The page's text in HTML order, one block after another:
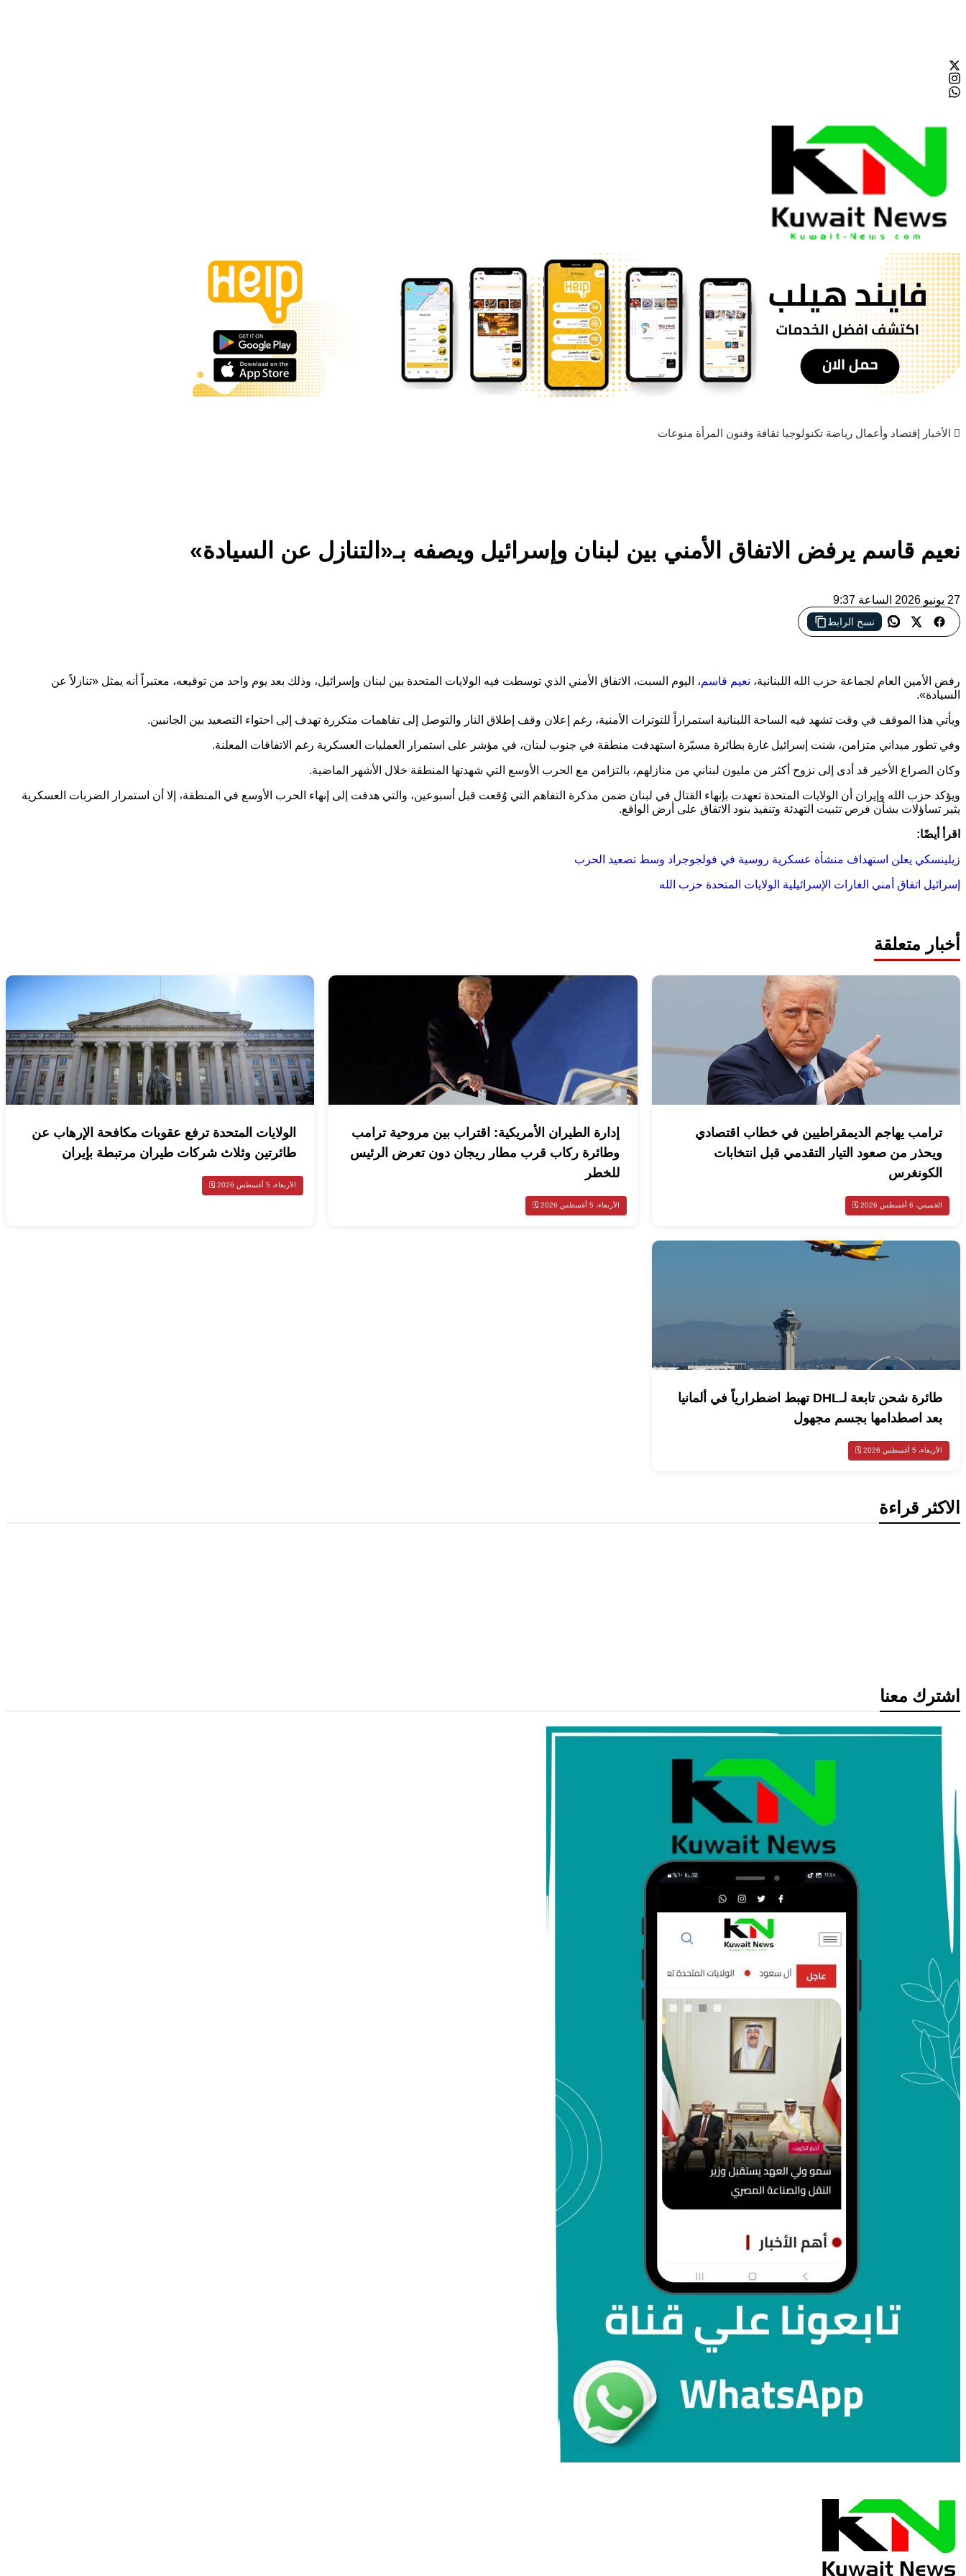
NE
News Elementor
الأخبار إقتصاد وأعمال رياضة تكنولوجيا ثقافة وفنون المرأة منوعات
نعيم قاسم يرفض الاتفاق الأمني بين لبنان وإسرائيل ويصفه بـ«التنازل عن السيادة»
27 يونيو 2026 الساعة 9:37
نسخ الرابط
رفض الأمين العام لجماعة حزب الله اللبنانية، نعيم قاسم، اليوم السبت، الاتفاق الأمني الذي توسطت فيه الولايات المتحدة بين لبنان وإسرائيل، وذلك بعد يوم واحد من توقيعه، معتبراً أنه يمثل «تنازلاً عن
السيادة».
ويأتي هذا الموقف في وقت تشهد فيه الساحة اللبنانية استمراراً للتوترات الأمنية، رغم إعلان وقف إطلاق النار والتوصل إلى تفاهمات متكررة تهدف إلى احتواء التصعيد بين الجانبين.
وفي تطور ميداني متزامن، شنت إسرائيل غارة بطائرة مسيّرة استهدفت منطقة في جنوب لبنان، في مؤشر على استمرار العمليات العسكرية رغم الاتفاقات المعلنة.
وكان الصراع الأخير قد أدى إلى نزوح أكثر من مليون لبناني من منازلهم، بالتزامن مع الحرب الأوسع التي شهدتها المنطقة خلال الأشهر الماضية.
ويؤكد حزب الله وإيران أن الولايات المتحدة تعهدت بإنهاء القتال في لبنان ضمن مذكرة التفاهم التي وُقعت قبل أسبوعين، والتي هدفت إلى إنهاء الحرب الأوسع في المنطقة، إلا أن استمرار الضربات العسكرية
يثير تساؤلات بشأن فرص تثبيت التهدئة وتنفيذ بنود الاتفاق على أرض الواقع.
اقرأ أيضًا:
زيلينسكي يعلن استهداف منشأة عسكرية روسية في فولجوجراد وسط تصعيد الحرب
إسرائيل اتفاق أمني الغارات الإسرائيلية الولايات المتحدة حزب الله
أخبار متعلقة
ترامب يهاجم الديمقراطيين في خطاب اقتصادي
ويحذر من صعود التيار التقدمي قبل انتخابات
الكونغرس
الخميس، 6 أغسطس 2026 🗓️
إدارة الطيران الأمريكية: اقتراب بين مروحية ترامب
وطائرة ركاب قرب مطار ريجان دون تعرض الرئيس
للخطر
الأربعاء، 5 أغسطس 2026 🗓️
الولايات المتحدة ترفع عقوبات مكافحة الإرهاب عن
طائرتين وثلاث شركات طيران مرتبطة بإيران
الأربعاء، 5 أغسطس 2026 🗓️
طائرة شحن تابعة لـDHL تهبط اضطرارياً في ألمانيا
بعد اصطدامها بجسم مجهول
الأربعاء، 5 أغسطس 2026 🗓️
الاكثر قراءة
اشترك معنا